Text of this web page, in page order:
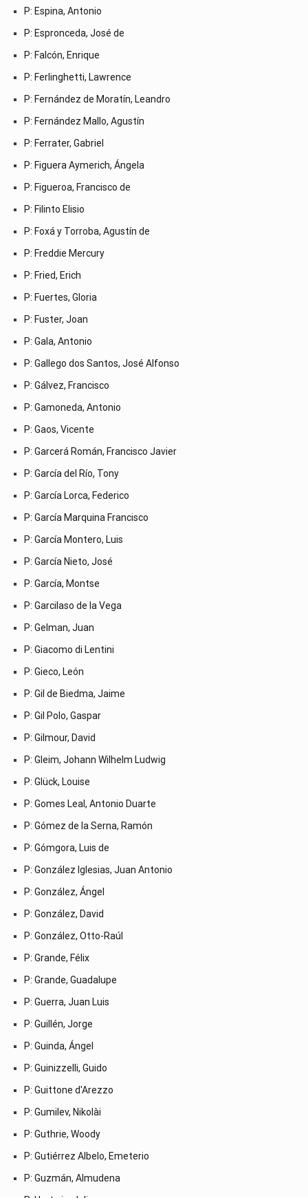
P: Espina, Antonio
P: Espronceda, José de
P: Falcón, Enrique
P: Ferlinghetti, Lawrence
P: Fernández de Moratín, Leandro
P: Fernández Mallo, Agustín
P: Ferrater, Gabriel
P: Figuera Aymerich, Ángela
P: Figueroa, Francisco de
P: Filinto Elisio
P: Foxá y Torroba, Agustín de
P: Freddie Mercury
P: Fried, Erich
P: Fuertes, Gloria
P: Fuster, Joan
P: Gala, Antonio
P: Gallego dos Santos, José Alfonso
P: Gálvez, Francisco
P: Gamoneda, Antonio
P: Gaos, Vicente
P: Garcerá Román, Francisco Javier
P: García del Río, Tony
P: García Lorca, Federico
P: García Marquina Francisco
P: García Montero, Luis
P: García Nieto, José
P: García, Montse
P: Garcilaso de la Vega
P: Gelman, Juan
P: Giacomo di Lentini
P: Gieco, León
P: Gil de Biedma, Jaime
P: Gil Polo, Gaspar
P: Gilmour, David
P: Gleim, Johann Wilhelm Ludwig
P: Glück, Louise
P: Gomes Leal, Antonio Duarte
P: Gómez de la Serna, Ramón
P: Gómgora, Luis de
P: González Iglesias, Juan Antonio
P: González, Ángel
P: González, David
P: González, Otto-Raúl
P: Grande, Félix
P: Grande, Guadalupe
P: Guerra, Juan Luis
P: Guillén, Jorge
P: Guinda, Ángel
P: Guinizzelli, Guido
P: Guittone d'Arezzo
P: Gumilev, Nikolài
P: Guthrie, Woody
P: Gutiérrez Albelo, Emeterio
P: Guzmán, Almudena